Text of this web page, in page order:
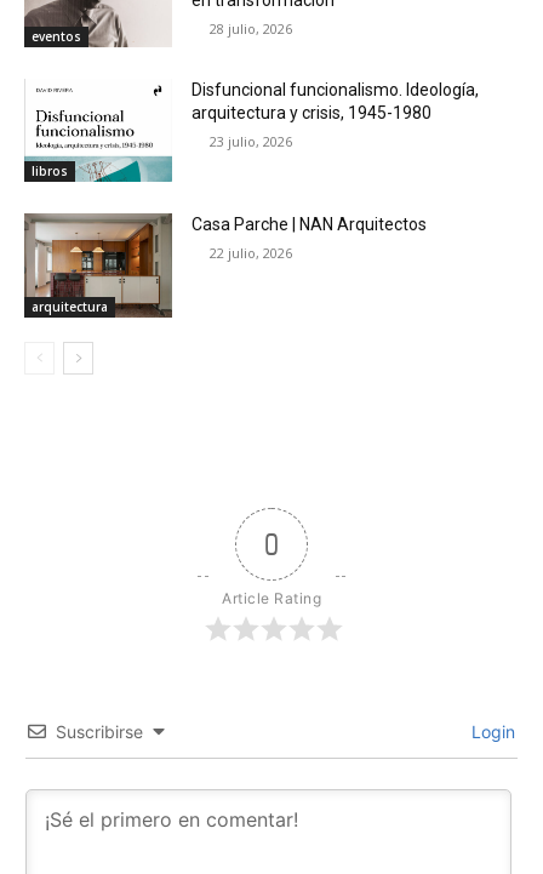
eventos 28 julio, 2026
libros
Disfuncional funcionalismo. Ideología,
arquitectura y crisis, 1945-1980
23 julio, 2026
arquitectura
Casa Parche | NAN Arquitectos
22 julio, 2026
0
Article Rating
Suscribirse Login